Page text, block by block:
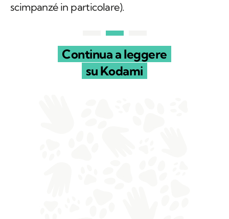
scimpanzé in particolare).
Continua a leggere
su Kodami